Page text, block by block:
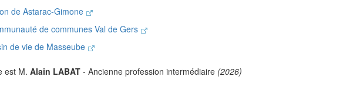
de Astarac-Gimone
de communes Val de Gers
de vie de Masseube
est M. Alain LABAT - Ancienne profession intermédiaire (2026)